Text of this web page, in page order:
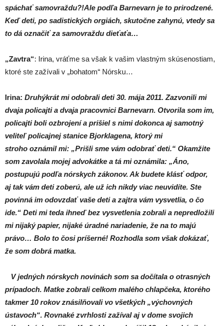
spáchať samovraždu?!Ale podľa Barnevarn je to prirodzené.
Keď deti, po sadistických orgiách, skutočne zahynú, vtedy sa
to dá označiť za samovraždu dieťaťa…
„Zavtra“: Irina, vráťme sa však k vašim vlastným skúsenostiam,
ktoré ste zažívali v „bohatom“ Nórsku…
Irina: Druhýkrát mi odobrali deti 30. mája 2011. Zazvonili mi
dvaja policajti a dvaja pracovnici Barnevarn. Otvorila som im,
policajti boli ozbrojení a prišiel s nimi dokonca aj samotný
veliteľ policajnej stanice Bjorklagena, ktorý mi
stroho oznámil mi: „Prišli sme vám odobrať deti.“ Okamžite
som zavolala mojej advokátke a tá mi oznámila: „Áno,
postupujú podľa nórskych zákonov. Ak budete klásť odpor,
aj tak vám deti zoberú, ale už ich nikdy viac neuvidíte. Ste
povinná im odovzdať vaše deti a zajtra vám vysvetlia, o čo
ide.“ Deti mi teda ihneď bez vysvetlenia zobrali a nepredložili
mi nijaký papier, nijaké úradné nariadenie, že na to majú
právo… Bolo to čosi príšerné! Rozhodla som však dokázať,
že som dobrá matka.
V jedných nórskych novinách som sa dočítala o otrasných
prípadoch. Matke zobrali celkom malého chlapčeka, ktorého
takmer 10 rokov znásilňovali vo všetkých „výchovných
ústavoch“. Rovnaké zvrhlosti zažíval aj v dome svojich